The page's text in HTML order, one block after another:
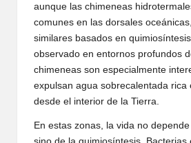
aunque las chimeneas
comunes en las dorsales
similares basados en
observado en entornos profundos
chimeneas son especialmente
expulsan agua sobrecalentada rica
desde el interior de la Tierra.
En estas zonas, la vida no